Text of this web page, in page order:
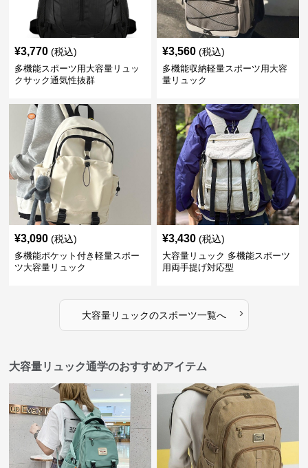
¥3,770 (税込)
多機能スポーツ用大容量リュッ
クサック通気性抜群
¥3,560 (税込)
多機能収納軽量スポーツ用大容
量リュック
¥3,090 (税込)
多機能ポケット付き軽量スポー
ツ大容量リュック
¥3,430 (税込)
大容量リュック 多機能スポーツ
用両手提げ対応型
大容量リュックのスポーツ一覧へ ›
大容量リュック通学のおすすめアイテム